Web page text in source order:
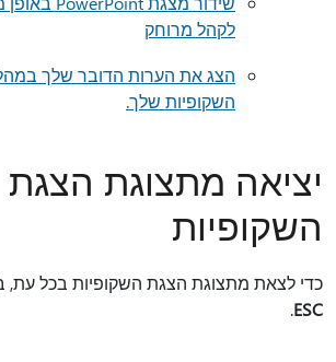
לקהל מרוחק
הצג את הערות הדובר שלך
השקופיות שלך.
יציאה מתצוגת הצגת
השקופיות
כדי לצאת מתצוגת הצגת השקופיות בכל
ESC
.